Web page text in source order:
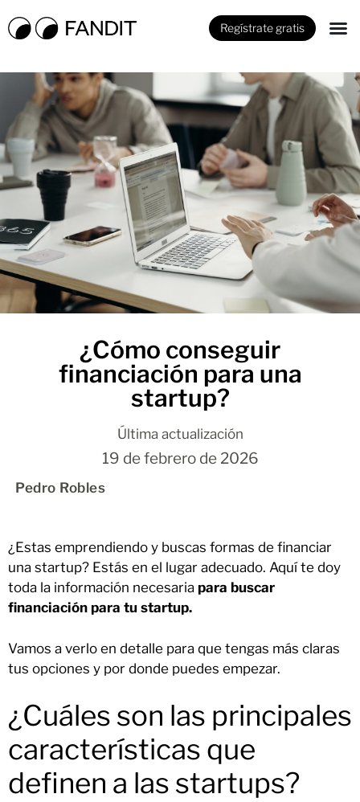
Regístrate gratis
¿Cómo conseguir
financiación para una
startup?
Última actualización
19 de febrero de 2026
Pedro Robles
¿Estas emprendiendo y buscas formas de financiar
una startup? Estás en el lugar adecuado. Aquí te doy
toda la información necesaria para buscar
financiación para tu startup.
Vamos a verlo en detalle para que tengas más claras
tus opciones y por donde puedes empezar.
¿Cuáles son las principales
características que
definen a las startups?